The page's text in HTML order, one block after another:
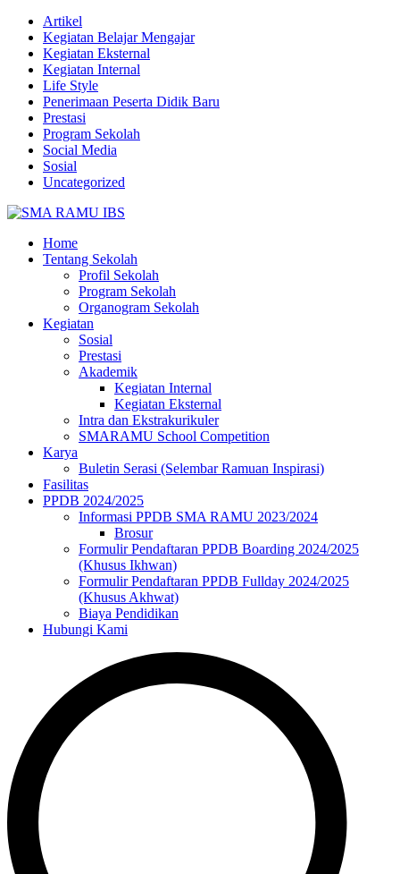
Artikel
Kegiatan Belajar Mengajar
Kegiatan Eksternal
Kegiatan Internal
Life Style
Penerimaan Peserta Didik Baru
Prestasi
Program Sekolah
Social Media
Sosial
Uncategorized
Home
Tentang Sekolah
Profil Sekolah
Program Sekolah
Organogram Sekolah
Kegiatan
Sosial
Prestasi
Akademik
Kegiatan Internal
Kegiatan Eksternal
Intra dan Ekstrakurikuler
SMARAMU School Competition
Karya
Buletin Serasi (Selembar Ramuan Inspirasi)
Fasilitas
PPDB 2024/2025
Informasi PPDB SMA RAMU 2023/2024
Brosur
Formulir Pendaftaran PPDB Boarding 2024/2025
(Khusus Ikhwan)
Formulir Pendaftaran PPDB Fullday 2024/2025
(Khusus Akhwat)
Biaya Pendidikan
Hubungi Kami